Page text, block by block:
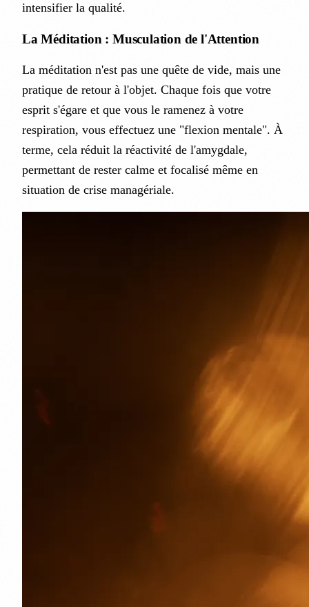
intensifier la qualité.
La Méditation : Musculation de l'Attention
La méditation n'est pas une quête de vide, mais une
pratique de retour à l'objet. Chaque fois que votre
esprit s'égare et que vous le ramenez à votre
respiration, vous effectuez une "flexion mentale". À
terme, cela réduit la réactivité de l'amygdale,
permettant de rester calme et focalisé même en
situation de crise managériale.